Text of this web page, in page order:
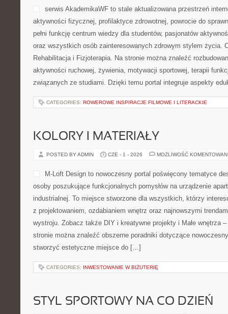
serwis AkademikaWF to stale aktualizowana przestrzeń
aktywności fizycznej, profilaktyce zdrowotnej, powrocie do
pełni funkcję centrum wiedzy dla studentów, pasjonatów
oraz wszystkich osób zainteresowanych zdrowym stylem życia.
Rehabilitacja i Fizjoterapia. Na stronie można znaleźć
aktywności ruchowej, żywienia, motywacji sportowej, terapii
związanych ze studiami. Dzięki temu portal integruje aspekty
CATEGORIES: ROWEROWE INSPIRACJE FILMOWE I LITERACKIE
KOLORY I MATERIAŁY
POSTED BY ADMIN CZE - 1 - 2026 MOŻLIWOŚĆ
M-Loft Design to nowoczesny portal poświęcony tematyce
osoby poszukujące funkcjonalnych pomysłów na urządzenie
industrialnej. To miejsce stworzone dla wszystkich, którzy
z projektowaniem, ozdabianiem wnętrz oraz najnowszymi
wystroju. Zobacz także DIY i kreatywne projekty i Małe wnętrza
stronie można znaleźć obszerne poradniki dotyczące
stworzyć estetyczne miejsce do […]
CATEGORIES: INWESTOWANIE W BIŻUTERIĘ
STYL SPORTOWY NA CO DZIEŃ